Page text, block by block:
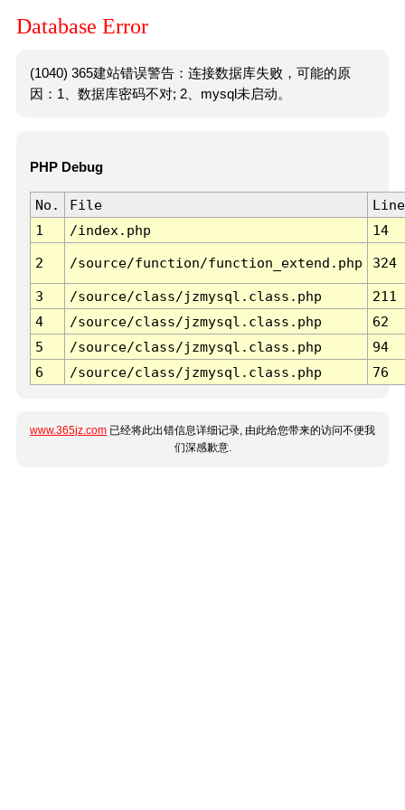
Database Error
(1040) 365建站错误警告：连接数据库失败，可能的原
因：1、数据库密码不对; 2、mysql未启动。
PHP Debug
No. File
Line
1
/index.php 14
2 /source/function/function_extend.php 324
3 /source/class/jzmysql.class.php
211
4
/source/class/jzmysql.class.php
62
5
/source/class/jzmysql.class.php
94
6
/source/class/jzmysql.class.php 76
www.365jz.com 已经将此出错信息详细记录, 由此给您带来的访问不便我
们深感歉意.